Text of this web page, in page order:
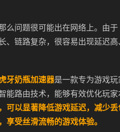
么问题很可能出在网络上。由于
、链路复杂，很容易出现延迟高
牙奶瓶加速器是一款专为游戏玩
能路由技术，能够有效优化玩家
可以显著降低游戏延迟，减少丢
受丝滑流畅的游戏体验。